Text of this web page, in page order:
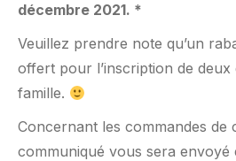
décembre 2021. *
Veuillez prendre note qu’un
offert pour l’inscription de deux
famille.
Concernant les commandes de
communiqué vous sera envoyé